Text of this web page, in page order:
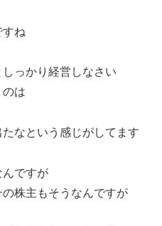
ね
っかり経営しなさい
のは
なという感じがしてます
んですが
株主もそうなんですが